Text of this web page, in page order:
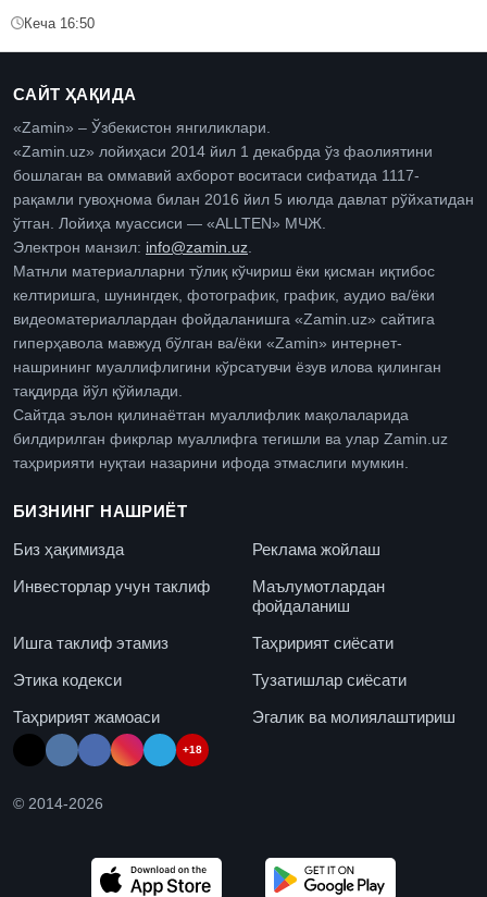
Кеча 16:50
САЙТ ҲАҚИДА
«Zamin» – Ўзбекистон янгиликлари.
«Zamin.uz» лойиҳаси 2014 йил 1 декабрда ўз фаолиятини
бошлаган ва оммавий ахборот воситаси сифатида 1117-
рақамли гувоҳнома билан 2016 йил 5 июлда давлат рўйхатидан
ўтган. Лойиҳа муассиси — «ALLTEN» МЧЖ.
Электрон манзил: info@zamin.uz
Матнли материалларни тўлиқ кўчириш ёки қисман иқтибос
келтиришга, шунингдек, фотографик, график, аудио ва/ёки
видеоматериаллардан фойдаланишга «Zamin.uz» сайтига
гиперҳавола мавжуд бўлган ва/ёки «Zamin» интернет-
нашрининг муаллифлигини кўрсатувчи ёзув илова қилинган
тақдирда йўл қўйилади.
Сайтда эълон қилинаётган муаллифлик мақолаларида
билдирилган фикрлар муаллифга тегишли ва улар Zamin.uz
таҳририяти нуқтаи назарини ифода этмаслиги мумкин.
БИЗНИНГ НАШРИЁТ
Биз ҳақимизда
Реклама жойлаш
Инвесторлар учун таклиф
Маълумотлардан
фойдаланиш
Ишга таклиф этамиз
Таҳририят сиёсати
Этика кодекси
Тузатишлар сиёсати
Таҳририят жамоаси
Эгалик ва молиялаштириш
+18
© 2014-2026